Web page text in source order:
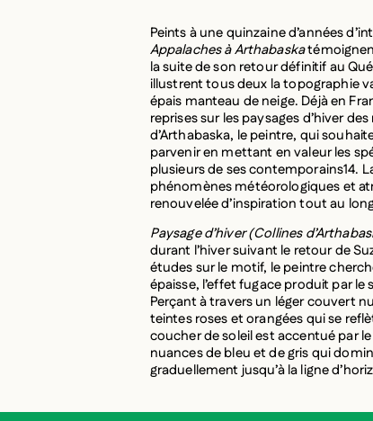
Peints à une quinzaine d’années
Appalaches à Arthabaska
la suite de son retour définitif au
illustrent tous deux la topographie
épais manteau de neige. Déjà en
reprises sur les paysages d’hiver
d’Arthabaska, le peintre, qui
parvenir en mettant en valeur les
plusieurs de ses contemporains14.
phénomènes météorologiques et
renouvelée d’inspiration tout au
Paysage d’hiver (Collines
durant l’hiver suivant le retour de
études sur le motif, le peintre
épaisse, l’effet fugace produit par le
Perçant à travers un léger couvert
teintes roses et orangées qui se
coucher de soleil est accentué par
nuances de bleu et de gris qui
graduellement jusqu’à la ligne